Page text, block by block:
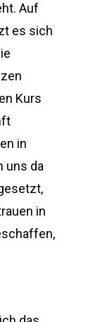
Auf
es sich
Kurs
in
uns da
in